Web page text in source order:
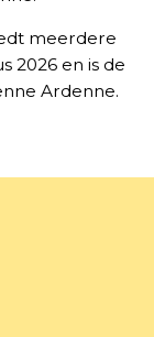
meerdere
2026 en is de
Ardenne.